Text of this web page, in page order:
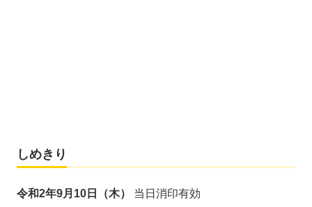
しめきり
令和2年9月10日（木） 当日消印有効